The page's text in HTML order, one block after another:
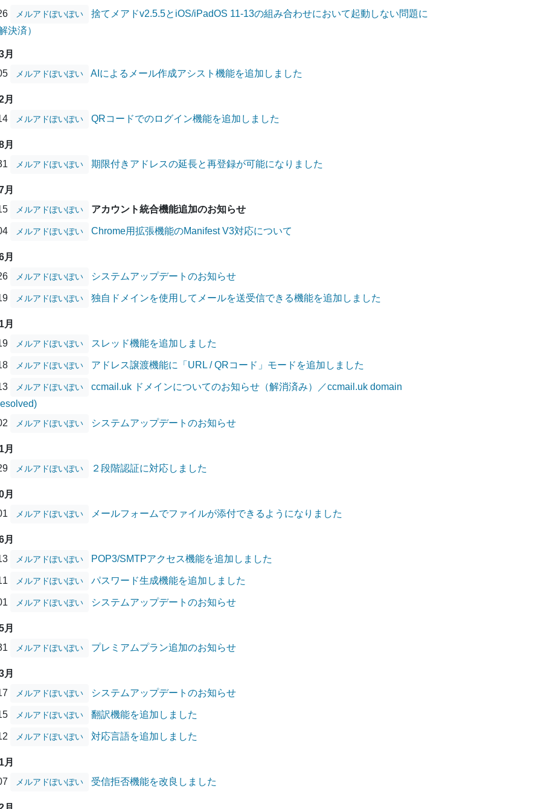
メルアドぽいぽい
捨てメアドv2.5.5とiOS/iPadOS 11-13の組み合わせにおいて起動しない問題に
決済）
月
メルアドぽいぽい AIによるメール作成アシスト機能を追加しました
月
メルアドぽいぽい QRコードでのログイン機能を追加しました
月
メルアドぽいぽい 期限付きアドレスの延長と再登録が可能になりました
月
メルアドぽいぽい アカウント統合機能追加のお知らせ
メルアドぽいぽい Chrome用拡張機能のManifest V3対応について
月
メルアドぽいぽい システムアップデートのお知らせ
メルアドぽいぽい 独自ドメインを使用してメールを送受信できる機能を追加しました
月
メルアドぽいぽい スレッド機能を追加しました
メルアドぽいぽい アドレス譲渡機能に「URL / QRコード」モードを追加しました
メルアドぽいぽい
ccmail.uk ドメインについてのお知らせ（解消済み）／ccmail.uk domain
メルアドぽいぽい システムアップデートのお知らせ
月
メルアドぽいぽい ２段階認証に対応しました
月
メルアドぽいぽい メールフォームでファイルが添付できるようになりました
月
メルアドぽいぽい POP3/SMTPアクセス機能を追加しました
メルアドぽいぽい パスワード生成機能を追加しました
メルアドぽいぽい システムアップデートのお知らせ
月
メルアドぽいぽい プレミアムプラン追加のお知らせ
月
メルアドぽいぽい システムアップデートのお知らせ
メルアドぽいぽい 翻訳機能を追加しました
メルアドぽいぽい 対応言語を追加しました
月
メルアドぽいぽい 受信拒否機能を改良しました